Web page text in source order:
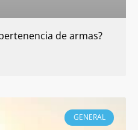
de armas?
GENERAL